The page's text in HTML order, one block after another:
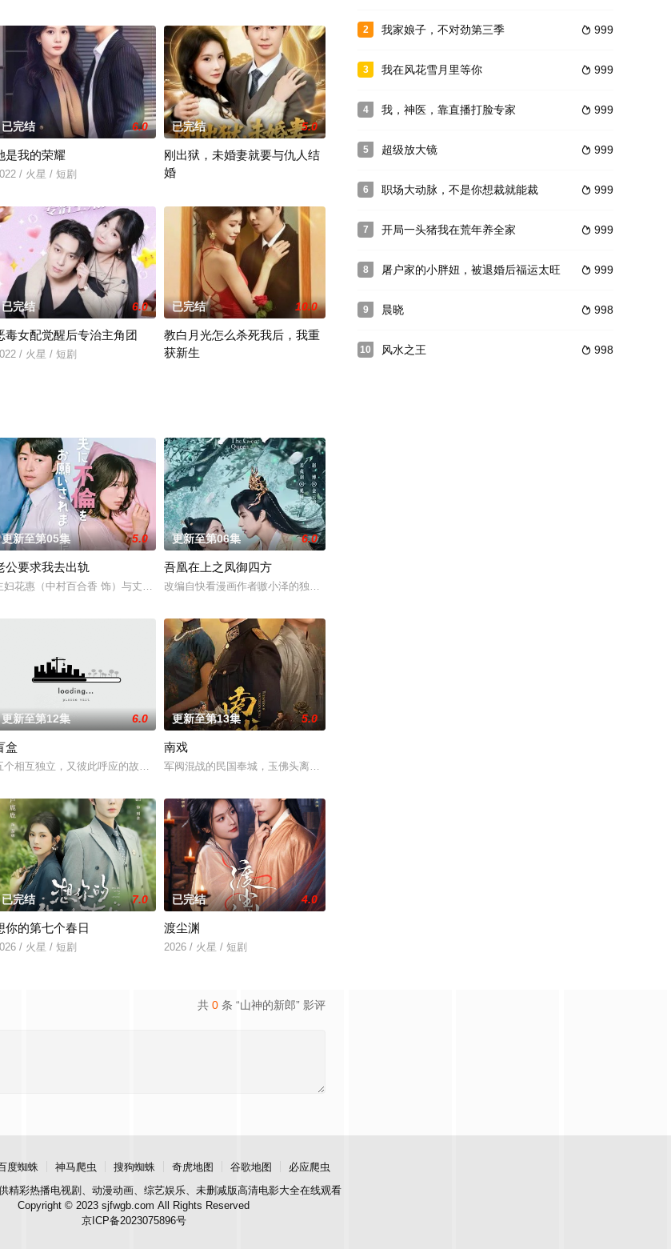
已完结 6.0
是我的荣耀
/ 火星 / 短剧
已完结 5.0
刚出狱，未婚妻就要与仇人结
婚
已完结 6.0
毒女配觉醒后专治主角团
/ 火星 / 短剧
已完结 10.0
教白月光怎么杀死我后，我重
获新生
人卷入了一场跨越十年的惊天阴谋。这纸人身上，竟
更新至第05集 5.0
公要求我去出轨
妇花惠（中村百合香 饰）与丈夫弘树（佐野玲於 饰）及4岁女儿看似幸福，却面临着丧偶式育儿与长达5年的“亲密关系缺失
更新至第06集 6.0
吾凰在上之凤御四方
改编自快看漫画作者嗷小泽的独家连载漫画《吾凰在上》。
下，通过摸排、勘查等传统刑侦手段，接连破获数
城南安相遇相知，他们决心各展所长创办旅行社。他们以当地的特色人文与美食为引，用
更新至第12集 6.0
盒
个相互独立，又彼此呼应的故事——用一场精心策划的“夏令营”完成复仇的受害者；临终前与遗憾和解的“无用之人”；共享同
更新至第13集 5.0
南戏
军阀混战的民国奉城，玉佛头离奇失窃，戏班主横尸戏台，将冷血少帅许又安与昆曲名伶荣筱楠推向不死不休
，江淮被掳走配“阴婚”。他与女探长穆英搭档，
曲折动人的情感，以及他们在复杂局势中坚守初心、勇敢面对困难的爱情故事。通过剧中主
已完结 7.0
你的第七个春日
/ 火星 / 短剧
已完结 4.0
渡尘渊
2026 / 火星 / 短剧
共 0 条 “山神的新郎” 影评
2  999
我家娘子，不对劲第三季
3  999
我在风花雪月里等你
4  999
我，神医，靠直播打脸专家
5  999
超级放大镜
6  999
职场大动脉，不是你想裁就能裁
7  999
开局一头猪我在荒年养全家
8  999
屠户家的小胖妞，被退婚后福运太旺
9  998
晨晓
10  998
风水之王
度蜘蛛 神马爬虫 搜狗蜘蛛 奇虎地图 谷歌地图
必应爬虫
精彩热播电视剧、动漫动画、综艺娱乐、未删减版高清电影大全在线观看
Copyright © 2023 sjfwgb.com All Rights Reserved
京ICP备2023075896号